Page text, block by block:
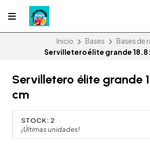
Inicio Bases
Bases de
Servilletero élite grande 18.8
Servilletero élite grande
cm
STOCK: 2
¡Últimas unidades!